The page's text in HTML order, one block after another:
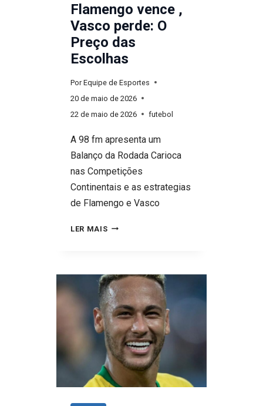
Flamengo vence ,
Vasco perde: O
Preço das
Escolhas
Por Equipe de Esportes
20 de maio de 2026
22 de maio de 2026
futebol
A 98 fm apresenta um
Balanço da Rodada Carioca
nas Competições
Continentais e as estrategias
de Flamengo e Vasco
LER MAISFLAMENGO
VASCO
PERDE:
O
PREÇO
DAS
ESCOLHAS